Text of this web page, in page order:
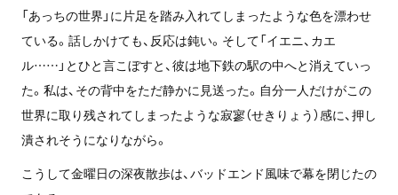
「あっちの世界」に片足を踏み入れてしまったような色を漂わせ
ている。話しかけても、反応は鈍い。そして「イエニ、カエ
ル……」とひと言こぼすと、彼は地下鉄の駅の中へと消えていっ
た。私は、その背中をただ静かに見送った。自分一人だけがこの
世界に取り残されてしまったような寂寥（せきりょう）感に、押し
潰されそうになりながら。
こうして金曜日の深夜散歩は、バッドエンド風味で幕を閉じたの